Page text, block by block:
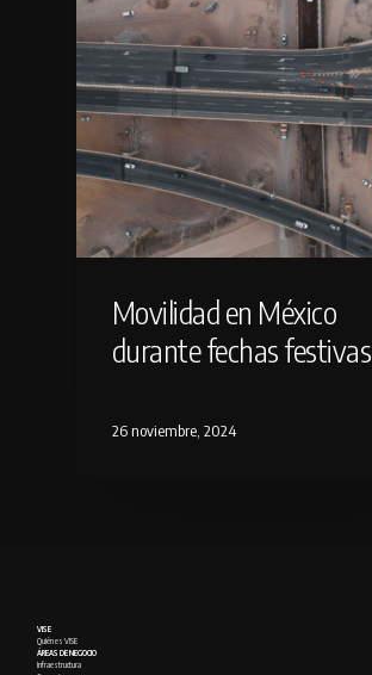
Movilidad en México
durante fechas festivas
26 noviembre, 2024
VISE
Quién es VISE
ÁREAS DE NEGOCIO
Infraestructura